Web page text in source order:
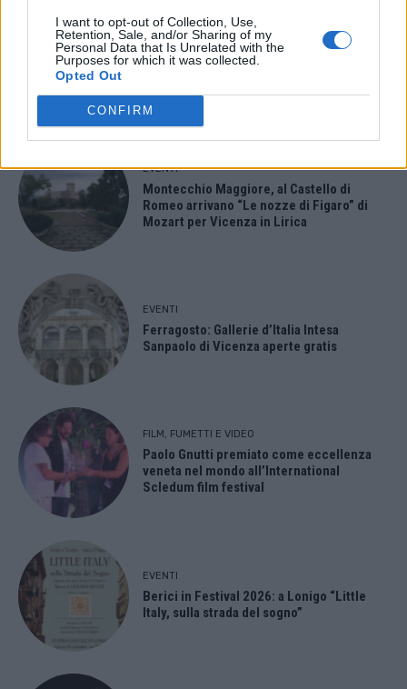
I want to opt-out of Collection, Use,
Retention, Sale, and/or Sharing of my
Personal Data that Is Unrelated with the
Purposes for which it was collected.
Opted Out
CONFIRM
- Advertisement -
ULTIMI ARTICOLI
EVENTI
Montecchio Maggiore, al Castello di
Romeo arrivano “Le nozze di Figaro” di
Mozart per Vicenza in Lirica
EVENTI
Ferragosto: Gallerie d’Italia Intesa
Sanpaolo di Vicenza aperte gratis
FILM, FUMETTI E VIDEO
Paolo Gnutti premiato come eccellenza
veneta nel mondo all’International
Scledum film festival
EVENTI
Berici in Festival 2026: a Lonigo “Little
Italy, sulla strada del sogno”